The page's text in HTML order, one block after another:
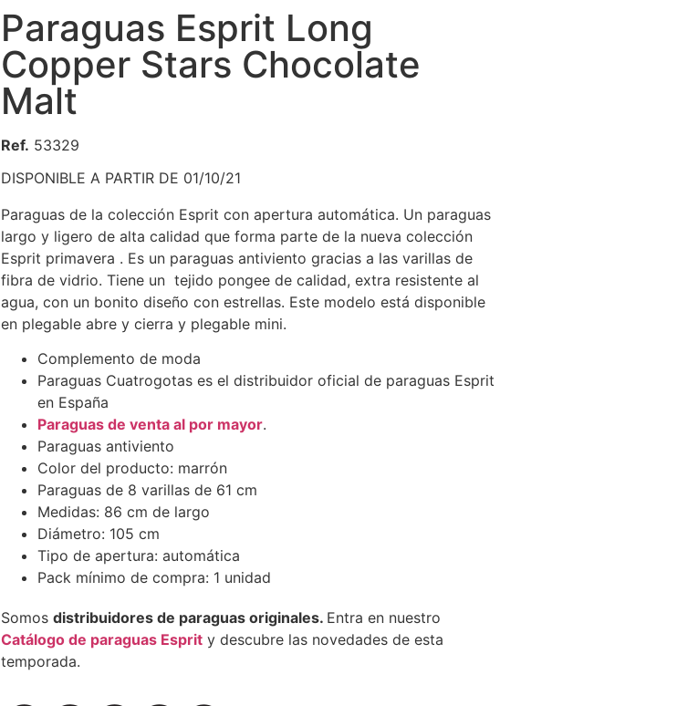
Paraguas Esprit Long
Copper Stars Chocolate
Malt
Ref. 53329
DISPONIBLE A PARTIR DE 01/10/21
Paraguas de la colección Esprit con apertura automática. Un paraguas
largo y ligero de alta calidad que forma parte de la nueva colección
Esprit primavera . Es un paraguas antiviento gracias a las varillas de
fibra de vidrio. Tiene un tejido pongee de calidad, extra resistente al
agua, con un bonito diseño con estrellas. Este modelo está disponible
en plegable abre y cierra y plegable mini.
Complemento de moda
Paraguas Cuatrogotas es el distribuidor oficial de paraguas Esprit
en España
Paraguas de venta al por mayor.
Paraguas antiviento
Color del producto: marrón
Paraguas de 8 varillas de 61 cm
Medidas: 86 cm de largo
Diámetro: 105 cm
Tipo de apertura: automática
Pack mínimo de compra: 1 unidad
Somos distribuidores de paraguas originales. Entra en nuestro
Catálogo de paraguas Esprit y descubre las novedades de esta
temporada.